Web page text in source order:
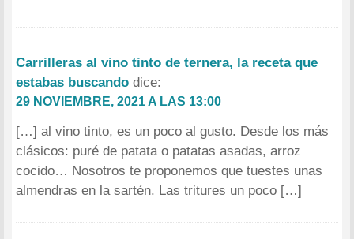
Carrilleras al vino tinto de ternera, la receta que
estabas buscando dice:
29 NOVIEMBRE, 2021 A LAS 13:00
[…] al vino tinto, es un poco al gusto. Desde los más
clásicos: puré de patata o patatas asadas, arroz
cocido… Nosotros te proponemos que tuestes unas
almendras en la sartén. Las tritures un poco […]